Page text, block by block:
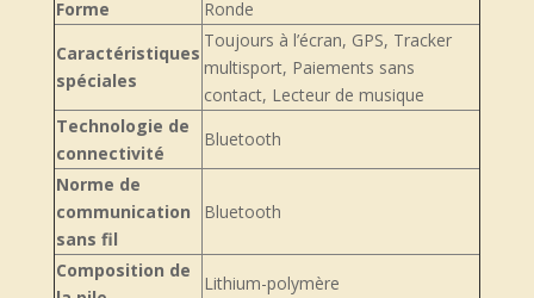
Forme
Ronde
Caractéristiques
spéciales
Toujours à l’écran, GPS, Tracker
multisport, Paiements sans
contact, Lecteur de musique
Technologie de
connectivité
Bluetooth
Norme de
communication
sans fil
Bluetooth
Composition de
Lithium-polymère